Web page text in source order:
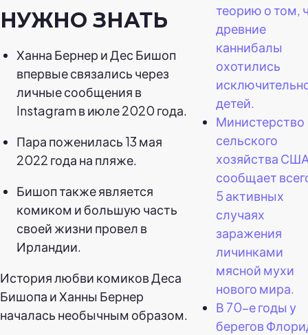
НУЖНО ЗНАТЬ
Ханна Бернер и Дес Бишоп
впервые связались через
личные сообщения в
Instagram в июле 2020 года.
Пара поженилась 13 мая
2022 года на пляже.
Бишоп также является
комиком и большую часть
своей жизни провел в
Ирландии.
История любви комиков Деса
Бишопа и Ханны Бернер
началась необычным образом.
теорию о том,
древние
каннибалы
охотились
детей.
Министерство
сельского
хозяйства
сообщает
5 активных
случаях
заражения
личинками
мясной мухи
нового мира.
В 70-е годы у
берегов